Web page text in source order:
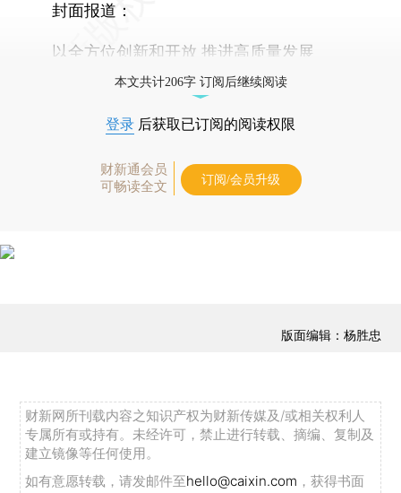
封面报道：
以全方位创新和开放 推进高质量发展
本文共计206字 订阅后继续阅读
登录 后获取已订阅的阅读权限
财新通会员
可畅读全文
订阅/会员升级
版面编辑：杨胜忠
财新网所刊载内容之知识产权为财新传媒及/或相关权利人
专属所有或持有。未经许可，禁止进行转载、摘编、复制及
建立镜像等任何使用。
如有意愿转载，请发邮件至hello@caixin.com ，获得书面